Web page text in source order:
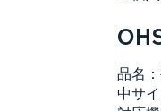
品名
中サ